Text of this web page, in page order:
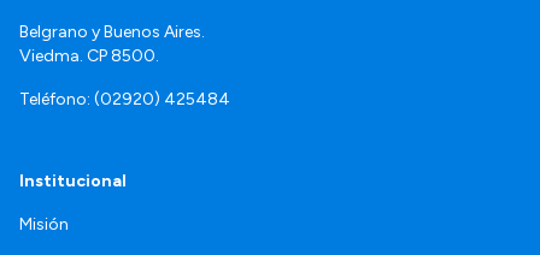
Belgrano y Buenos Aires.
Viedma. CP 8500.
Teléfono: (02920) 425484
Institucional
Misión